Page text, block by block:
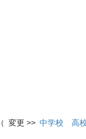
変更 >> 中学校 高